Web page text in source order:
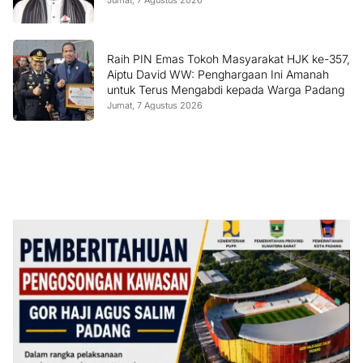
Raih PIN Emas Tokoh Masyarakat HJK ke-357,
Aiptu David WW: Penghargaan Ini Amanah
untuk Terus Mengabdi kepada Warga Padang
Jumat, 7 Agustus 2026